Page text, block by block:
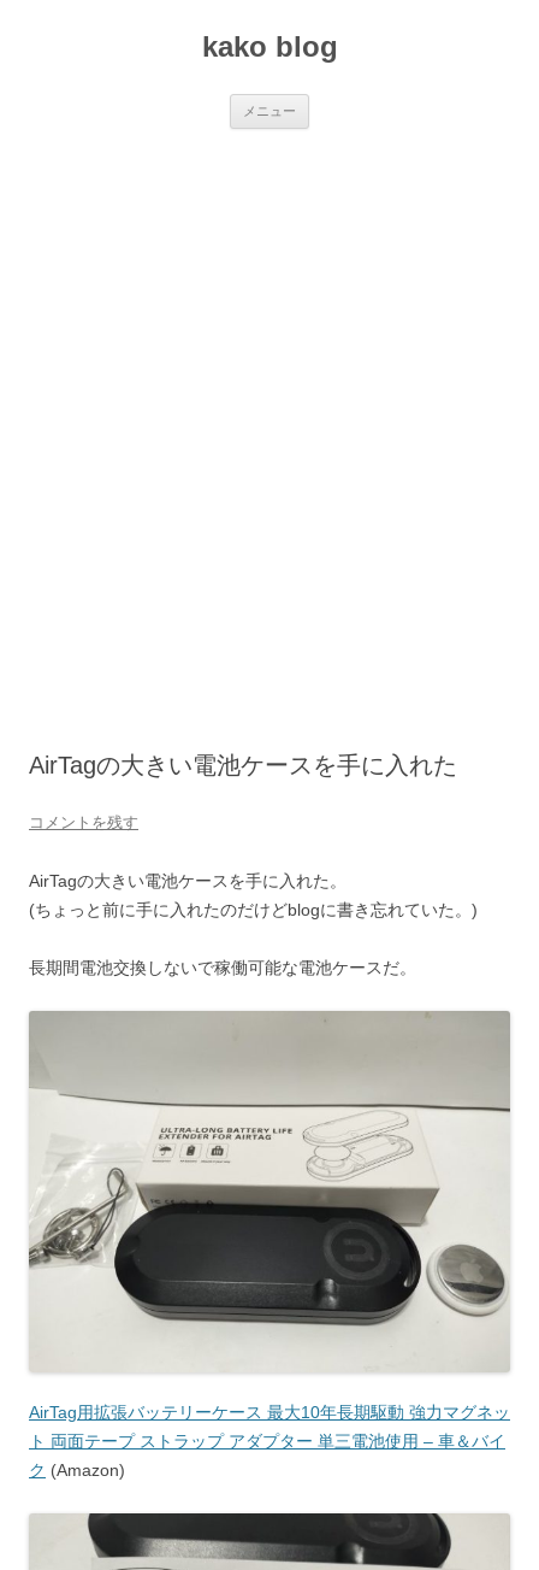
kako blog
メニュー
AirTagの大きい電池ケースを手に入れた
コメントを残す
AirTagの大きい電池ケースを手に入れた。
(ちょっと前に手に入れたのだけどblogに書き忘れていた。)
長期間電池交換しないで稼働可能な電池ケースだ。
AirTag用拡張バッテリーケース 最大10年長期駆動 強力マグネッ
ト 両面テープ ストラップ アダプター 単三電池使用 – 車＆バイ
ク (Amazon)